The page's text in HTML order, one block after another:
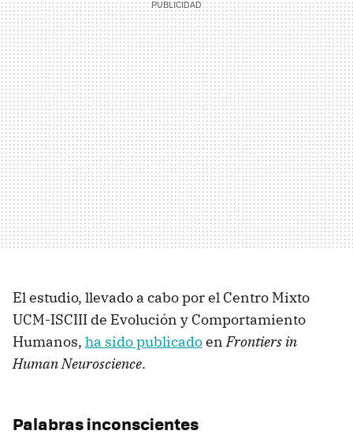
El estudio, llevado a cabo por el Centro Mixto
UCM-ISCIII de Evolución y Comportamiento
Humanos, ha sido publicadoenFrontiers in
Human Neuroscience.
Palabras inconscientes